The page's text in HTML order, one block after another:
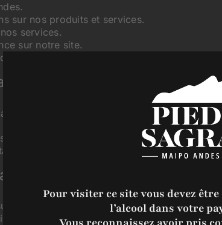
sur nos produits et services.
services.
sur notre site.
marketing si vous avez choisi de les
personnelles à des tiers. Cependant,
tiers qui nous aident à exploiter notre site
ou des régulateurs lorsque cela est
de sécurité techniques et
Pour visiter ce site vous devez
l’alcool dans votre